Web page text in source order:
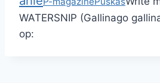
WATERSNIP (Gallinago
op: